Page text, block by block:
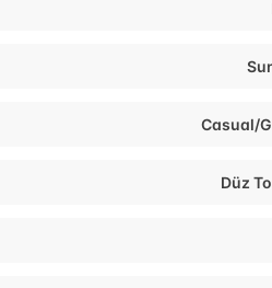
Casual/
Düz